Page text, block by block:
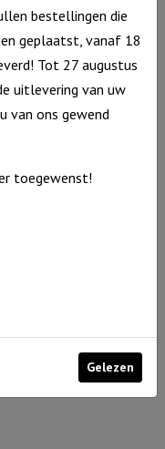
bestellingen die
geplaatst, vanaf 18
Tot 27 augustus
uitlevering van uw
van ons gewend
toegewenst!
Gelezen